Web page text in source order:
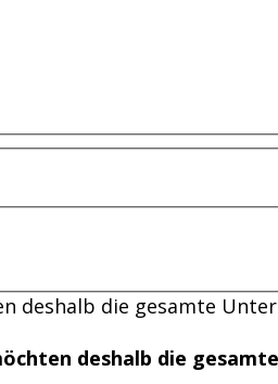
deshalb die gesamte
deshalb die